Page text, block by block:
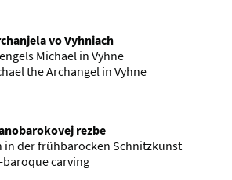
vo Vyhniach
Michael in Vyhne
the Archangel in Vyhne
rezbe
in der frühbarocken Schnitzkunst
carving